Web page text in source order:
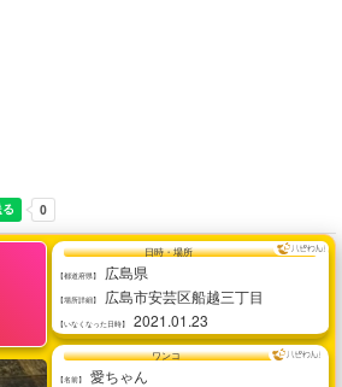
日時・場所
【都道府県】 広島県
【場所詳細】 広島市安芸区船越三丁目
【いなくなった日時】 2021.01.23
ワンコ
【名前】 愛ちゃん